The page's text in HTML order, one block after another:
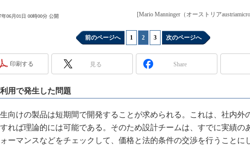
5G（EE Times Japan）
製品解剖（EE Times Japan）
DC-DCコンバーター活用講座
Wired, Weird
Q&Aで学ぶマイコン講座
記録計／データロガーの基礎知識
アナログ設計のきほん／ADCとノイ
ズ編
めざせ高効率！ モーター駆動入門講
座
年06月01日 00時00分 公開 [Mario Manninger（オーストリア
前のページへ 1 2 3 次のページへ
印刷する 見る Share
用で発生した問題
向けの製品は短期間で開発することが求められる。これは、社内外
れば理論的には可能である。そのため設計チームは、すでに実績の
ーマンスなどをチェックして、価格と法的条件の交渉を行うことに